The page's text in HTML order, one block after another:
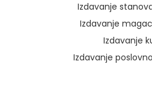
Izdavanje
Izdavanje
Izdavanje
Izdavanje